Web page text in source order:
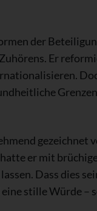
der
Er
gezeichnet
er mit
Dass dies
stille Würde –